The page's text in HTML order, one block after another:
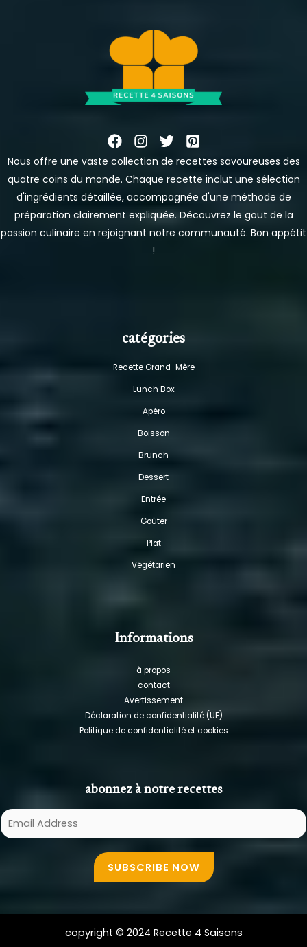
Nous offre une vaste collection de recettes savoureuses des
quatre coins du monde. Chaque recette inclut une sélection
d'ingrédients détaillée, accompagnée d'une méthode de
préparation clairement expliquée. Découvrez le gout de la
passion culinaire en rejoignant notre communauté. Bon appétit
!
catégories
Recette Grand-Mère
Lunch Box
Apéro
Boisson
Brunch
Dessert
Entrée
Goûter
Plat
Végétarien
Informations
à propos
contact
Avertissement
Déclaration de confidentialité (UE)
Politique de confidentialité et cookies
abonnez à notre recettes
E
m
SUBSCRIBE NOW
copyright © 2024 Recette 4 Saisons